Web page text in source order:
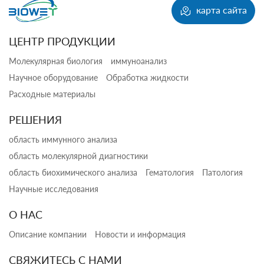
карта сайта
ЦЕНТР ПРОДУКЦИИ
Молекулярная биология
иммуноанализ
Научное оборудование
Обработка жидкости
Расходные материалы
РЕШЕНИЯ
область иммунного анализа
область молекулярной диагностики
область биохимического анализа
Гематология
Патология
Научные исследования
О НАС
Описание компании Новости и информация
СВЯЖИТЕСЬ С НАМИ